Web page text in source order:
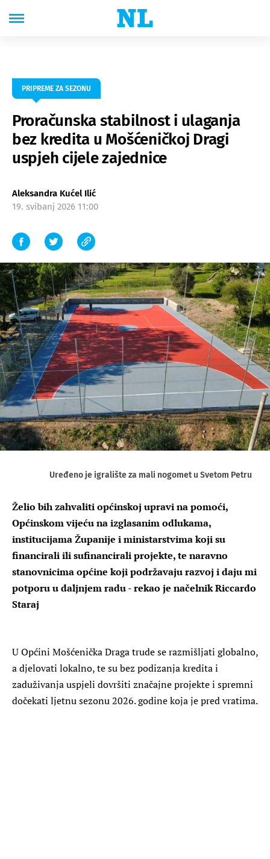
PRIPREME ZA SEZONU
Proračunska stabilnost i ulaganja
bez kredita u Mošćeničkoj Dragi
uspjeh cijele zajednice
Aleksandra Kućel Ilić
19. svibanj 2026 11:00
Uređeno je igralište za mali nogomet u Svetom Petru
Želio bih zahvaliti općinskoj upravi na pomoći,
Općinskom vijeću na izglasanim odlukama,
institucijama Županije i ministarstvima koji su
financirali ili sufinancirali projekte, te naravno
stanovnicima općine koji podržavaju razvoj i daju mi
potporu u daljnjem radu - rekao je načelnik Riccardo
Staraj
U Općini Mošćenička Draga trude se razmišljati globalno,
a djelovati lokalno, te su bez podizanja kredita i
zaduživanja uspjeli dovršiti značajne projekte i spremni
dočekati ljetnu sezonu 2026. godine koja je pred vratima.